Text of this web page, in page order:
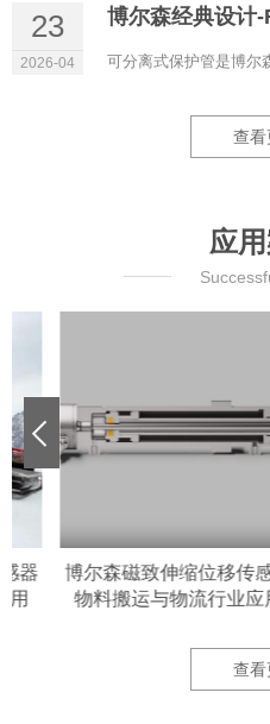
23
2026-04
查看
应
博尔森磁致伸缩位移传感器
物料搬运与物流行业应用
查看